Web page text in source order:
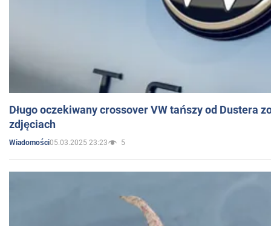
Długo oczekiwany crossover VW tańszy od Dustera
zdjęciach
Wiadomości05.03.2025 23:23 5